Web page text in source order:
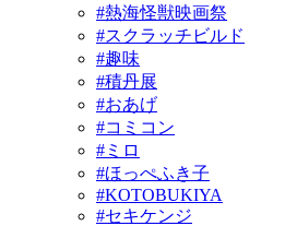
#熱海怪獣映画祭
#スクラッチビルド
#趣味
#積丹展
#おあげ
#コミコン
#ミロ
#ほっぺふき子
#KOTOBUKIYA
#セキケンジ